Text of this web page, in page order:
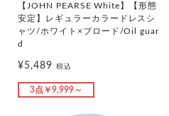
【JOHN PEARSE White】【形態
安定】レギュラーカラードレスシ
ャツ/ホワイト×ブロード/Oil guar
d
¥5,489 税込
3点￥9,999～